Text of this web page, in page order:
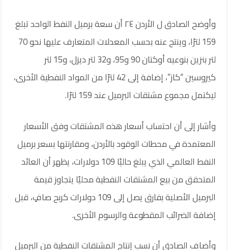
وأوضح الصادق ل الأردن ٢٤ أن سعة برميل النفط الواحد تبلغ
159 لترًا، وينتج عنه بحسب المعدلات المتعارف عليها نحو 70
لتر بنزين بنوعيه أوكتان 90 و95، و32 لتر ديزل، و15 لتر
كيروسين “كاز”، إضافة إلى 42 لترًا من المواد النفطية الأخرى،
ليكتمل مجموع مشتقات البرميل عند 159 لترًا.
وأشار إلى أن احتساب أسعار هذه المشتقات وفق الأسعار
المعتمدة في محطات الوقود بالأردن، ومقارنتها بسعر برميل
النفط العالمي الذي يبلغ حاليًا 109 دولارات، يظهر أن العائد
المتحقق من بيع المشتقات النفطية محليًا يتجاوز قيمة
البرميل الأصلية بفارق يصل إلى 109 دولارات كربح صافٍ، قبل
إضافة الضرائب المقطوعة والرسوم الأخرى.
وأضاف الصادق أن نسب إنتاج المشتقات النفطية من البرميل